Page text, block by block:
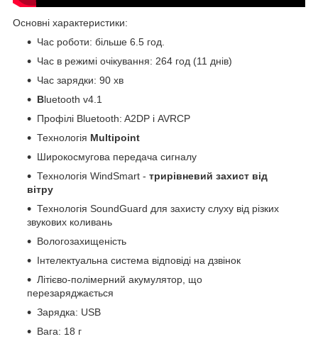
Основні характеристики:
Час роботи: більше 6.5 год.
Час в режимі очікування: 264 год (11 днів)
Час зарядки: 90 хв
Bluetooth v4.1
Профілі Bluetooth: A2DP і AVRCP
Технологія Multipoint
Широкосмугова передача сигналу
Технологія WindSmart - трирівневий захист від
вітру
Технологія SoundGuard для захисту слуху від різких
звукових коливань
Вологозахищеність
Інтелектуальна система відповіді на дзвінок
Літієво-полімерний акумулятор, що
перезаряджається
Зарядка: USB
Вага: 18 г